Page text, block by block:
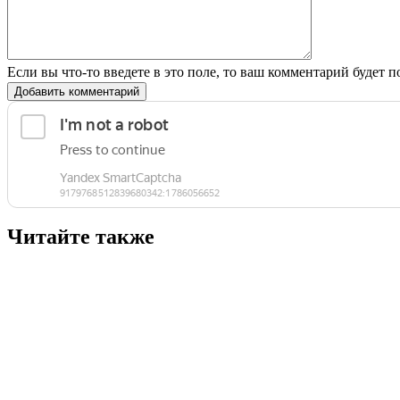
Если вы что-то введете в это поле, то ваш комментарий будет
Добавить комментарий
Читайте также